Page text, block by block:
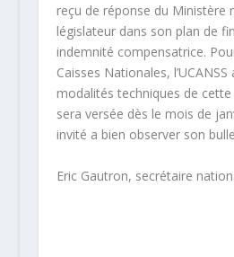
reçu de réponse du Ministère
législateur dans son plan de
indemnité compensatrice.
Caisses Nationales,
modalités techniques de
sera versée dès le mois de
invité a bien observer son
Eric Gautron, secrétaire